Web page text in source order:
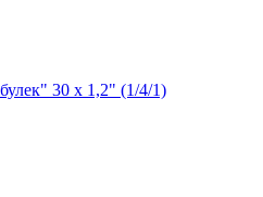
30 х 1,2" (1/4/1)